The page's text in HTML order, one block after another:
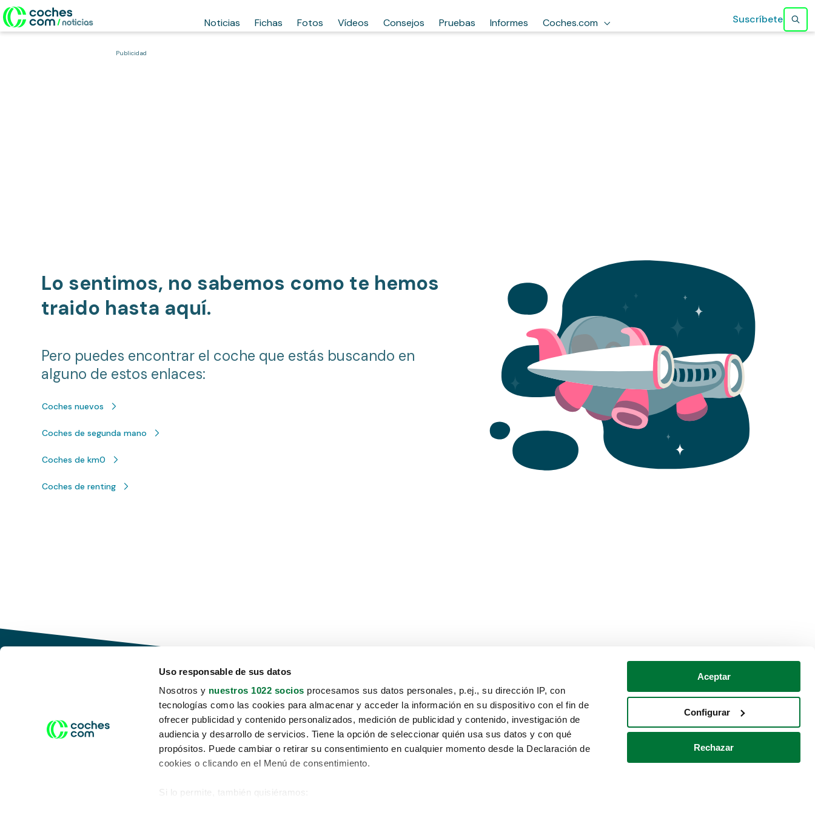
Uso responsable de sus datos
Nosotros y nuestros 1022 socios procesamos sus datos personales, p.ej., su dirección IP, con
tecnologías como las cookies para almacenar y acceder la información en su dispositivo con el fin de
ofrecer publicidad y contenido personalizados, medición de publicidad y contenido, investigación de
audiencia y desarrollo de servicios. Tiene la opción de seleccionar quién usa sus datos y con qué
propósitos. Puede cambiar o retirar su consentimiento en cualquier momento desde la Declaración de
cookies o clicando en el Menú de consentimiento.
Si lo permite, también quisiéramos:
Aceptar
Configurar
Rechazar
Noticias Fichas Fotos Vídeos Consejos Pruebas Informes Coches.com Suscríbete
Publicidad
Lo sentimos, no sabemos como te hemos
traido hasta aquí.
Pero puedes encontrar el coche que estás buscando en
alguno de estos enlaces:
Coches nuevos
Coches de segunda mano
Coches de km0
Coches de renting
Conduce tu futuro,
desata tu movilidad